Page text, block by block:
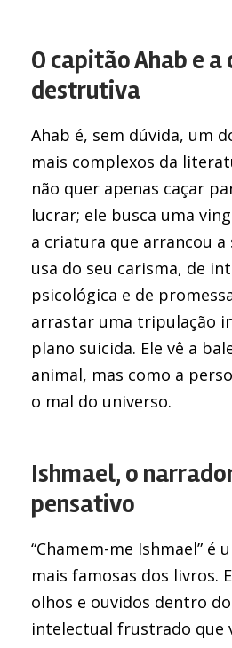
O capitão Ahab e a
destrutiva
Ahab é, sem dúvida, um
mais complexos da
não quer apenas caçar
lucrar; ele busca uma
a criatura que arrancou a
usa do seu carisma, de
psicológica e de
arrastar uma tripulação
plano suicida. Ele vê a
animal, mas como a
o mal do universo.
Ishmael, o
pensativo
“Chamem-me Ishmael” é
mais famosas dos livros.
olhos e ouvidos dentro
intelectual frustrado que